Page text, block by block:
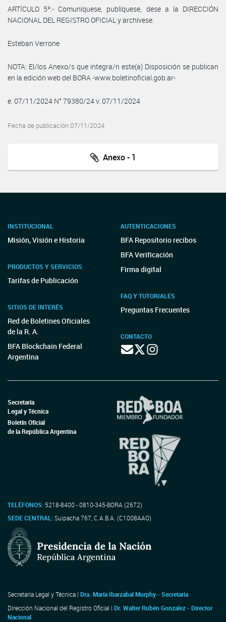
ARTÍCULO 5º.- Comuníquese, publíquese, dese a la DIRECCIÓN
NACIONAL DEL REGISTRO OFICIAL y archívese.
Esteban Verrone
NOTA: El/los Anexo/s que integra/n este(a) Disposición se publican
en la edición web del BORA -www.boletinoficial.gob.ar-
e. 07/11/2024 N° 79380/24 v. 07/11/2024
Fecha de publicación 07/11/2024
Anexo - 1
INSTITUCIONAL
Misión, Visión e Historia
PRODUCTOS Y SERVICIOS
Tarifas de Publicación
SITIOS DE INTERÉS
Red de Boletines Oficiales
de la R. A.
BFA Blockchain Federal
Argentina
AUTENTICACIONES
BFA Repositorio recibos
BFA Verificación
Firma digital
FAQ Y TUTORIALES
Preguntas Frecuentes
CONTACTO
Secretaría
Legal y Técnica
Boletín Oficial
de la República Argentina
TELÉFONOS: 5218-8400 - 0810-345-BORA (2672)
SEDE CENTRAL:Suipacha 767, C.A.B.A. (C1008AAO)
Secretaría Legal y Técnica | Dra. María Ibarzabal Murphy - Secretaria
Dirección Nacional del Registro Oficial | Dr. Walter Rubén Gonzalez - Director
Nacional